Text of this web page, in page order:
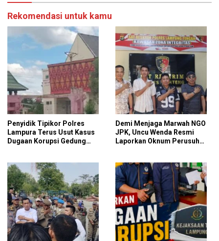
Rekomendasi untuk kamu
Penyidik Tipikor Polres
Lampura Terus Usut Kasus
Dugaan Korupsi Gedung
Demi Menjaga Marwah NGO
JPK, Uncu Wenda Resmi
Laporkan Oknum Perusuh